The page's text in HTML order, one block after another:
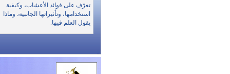
تعرّف على فوائد الأعشاب، وكيفية
استخدامها، وتأثيراتها الجانبية، وماذا
يقول العلم فيها.